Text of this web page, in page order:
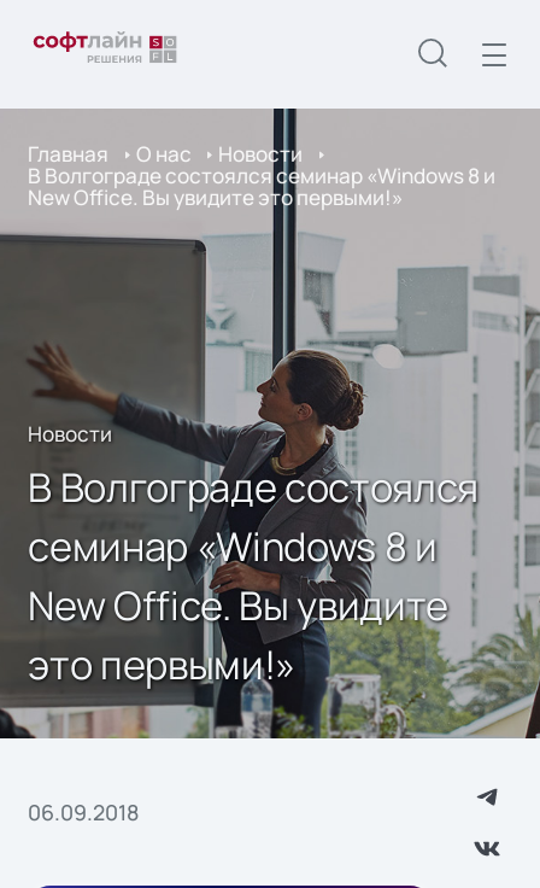
Главная О нас Новости
В Волгограде состоялся семинар «Windows 8 и
New Office. Вы увидите это первыми!»
Новости
В Волгограде состоялся
семинар «Windows 8 и
New Office. Вы увидите
это первыми!»
06.09.2018